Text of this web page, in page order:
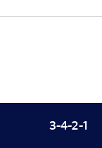
3-4-2-1